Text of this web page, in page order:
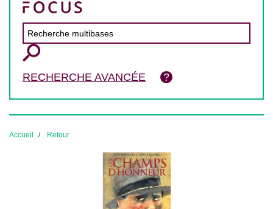
RECHERCHE AVANCÉE
Accueil Retour